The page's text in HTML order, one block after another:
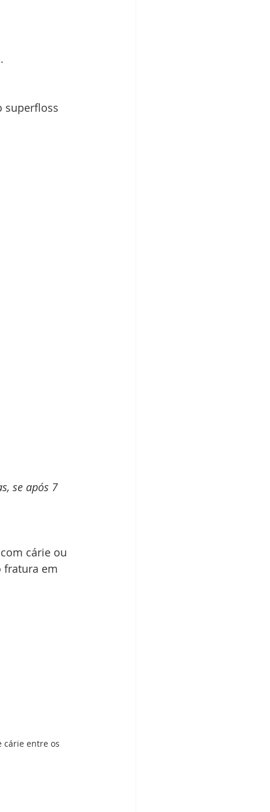
superfloss
se após 7
cárie ou
fratura em
cárie entre os